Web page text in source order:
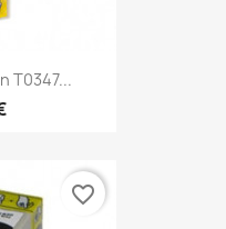
T0347...
favorite_border